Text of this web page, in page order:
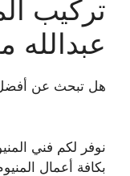
تركيب
عبدالله
هل تبحث عن أفضل
نوفر لكم فني
بكافة أعمال